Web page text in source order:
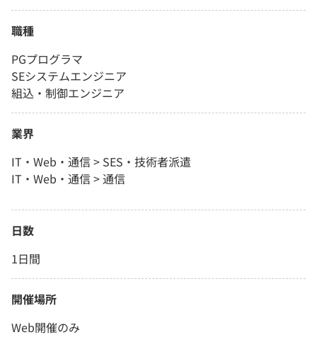
職種
PGプログラマ
SEシステムエンジニア
組込・制御エンジニア
業界
IT・Web・通信 > SES・技術者派遣
IT・Web・通信 > 通信
日数
1日間
開催場所
Web開催のみ